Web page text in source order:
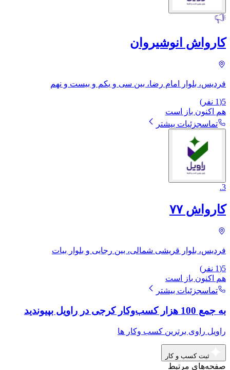
کارواش انوشیروان
فردیس، بلوار امام رضا، بین سی و یکم و بیست و نهم
5
(
1 نفر)
هم اکنون باز است
تماسجزئیات بیشتر
3
.
کارواش ۷۷
فردیس، بلوار قریشی شمالی، بین رجایی و بلوار بیات
5
(
1 نفر)
هم اکنون باز است
تماسجزئیات بیشتر
به جمع 100 هزار کسب‌وکار کرجی در راویل بپیوندید
راویل راوی برترین کسب وکار ها
ثبت کسب و کار
صفحه‌های مرتبط